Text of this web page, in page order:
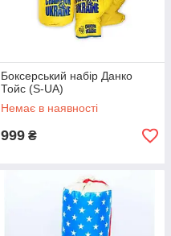
Боксерський набір Данко
Тойс (S-UA)
Немає в наявності
999 ₴